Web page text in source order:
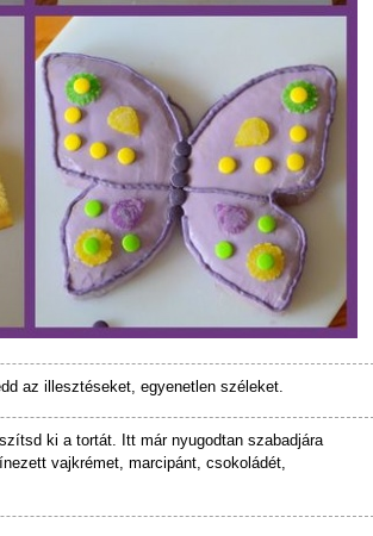
az illesztéseket, egyenetlen széleket.
ki a tortát. Itt már nyugodtan szabadjára
vajkrémet, marcipánt, csokoládét,